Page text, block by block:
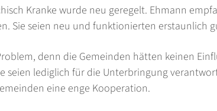
Kranke wurde neu geregelt. Ehmann
Sie seien neu und funktionierten erstaunlich
denn die Gemeinden hätten keinen
seien lediglich für die Unterbringung
eine enge Kooperation.